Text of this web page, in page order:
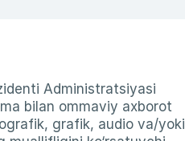
Administratsiyasi
bilan ommaviy axborot
grafik, audio va/yoki